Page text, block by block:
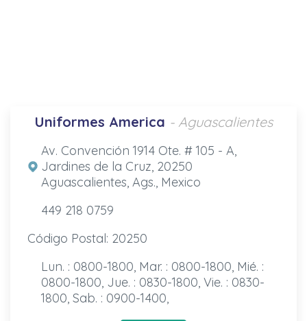
Uniformes America - Aguascalientes
Av. Convención 1914 Ote. # 105 - A,
Jardines de la Cruz, 20250
Aguascalientes, Ags., Mexico
449 218 0759
Código Postal: 20250
Lun. : 0800-1800, Mar. : 0800-1800, Mié. :
0800-1800, Jue. : 0830-1800, Vie. : 0830-
1800, Sab. : 0900-1400,